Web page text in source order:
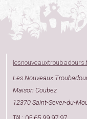
Les Nouveaux
Maison Coubez
12370 Saint-Sever-du-